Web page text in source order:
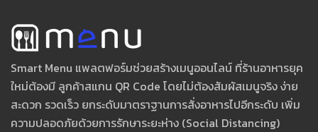
Smart Menu แพลตฟอร์มช่วยสร้างเมนูออนไลน์ ที่ร้านอาหารยุค
ใหม่ต้องมี ลูกค้าสแกน QR Code โดยไม่ต้องสัมผัสเมนูจริง ง่าย
สะดวก รวดเร็ว ยกระดับมาตราฐานการสั่งอาหารไปอีกระดับ เพิ่ม
ความปลอดภัยด้วยการรักษาระยะห่าง (Social Distancing)